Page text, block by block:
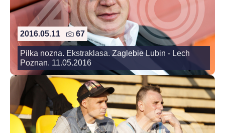
2016.05.11 67
Pilka nozna. Ekstraklasa. Zaglebie Lubin - Lech
Poznan. 11.05.2016